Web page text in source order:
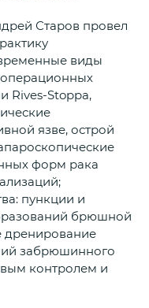
Старов провел
виды
Rives-Stoppa,
язве, острой
форм рака
пункции и
брюшной
дренирование
забрюшинного
контролем и